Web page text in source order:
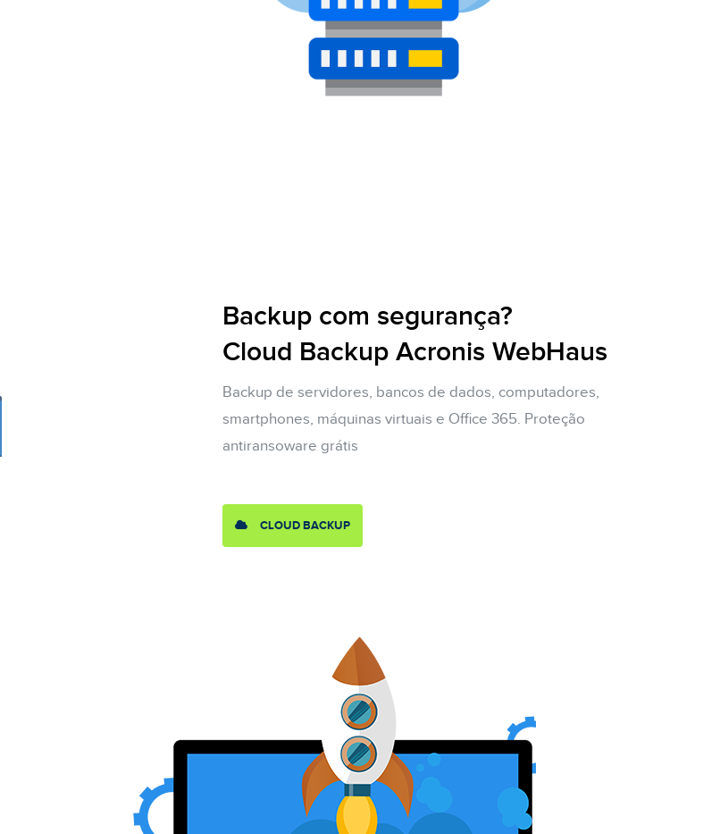
Backup com segurança?
Cloud Backup Acronis WebHaus
Backup de servidores, bancos de dados, computadores,
smartphones, máquinas virtuais e Office 365. Proteção
antiransoware grátis
CLOUD BACKUP